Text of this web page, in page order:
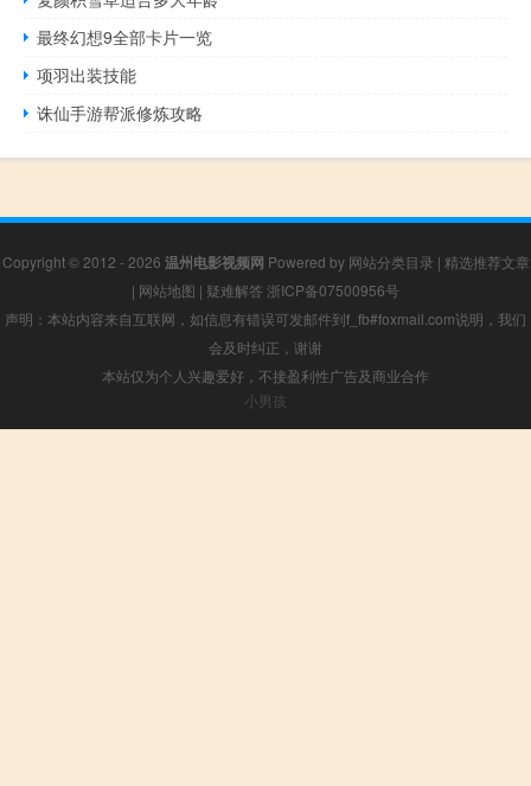
最终幻想9全部卡片一览
项羽出装技能
诛仙手游帮派修炼攻略
Copyright © 2012 - 2026 温州电影视频网 Powered by 网站分类目录 | 精选推荐文章
| 网站地图 | 疑难解答 浙ICP备07500956号
声明：本站内容来自互联网，如信息有错误可发邮件到f_fb#foxmail.com说明，我们
会及时纠正，谢谢
本站仅为个人兴趣爱好，不接盈利性广告及商业合作
小男孩